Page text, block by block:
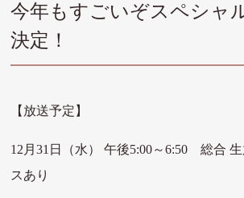
今年もすごいぞスペシャ
決定！
【放送予定】
12月31日（水） 午後5:00～6:50 総合
スあり